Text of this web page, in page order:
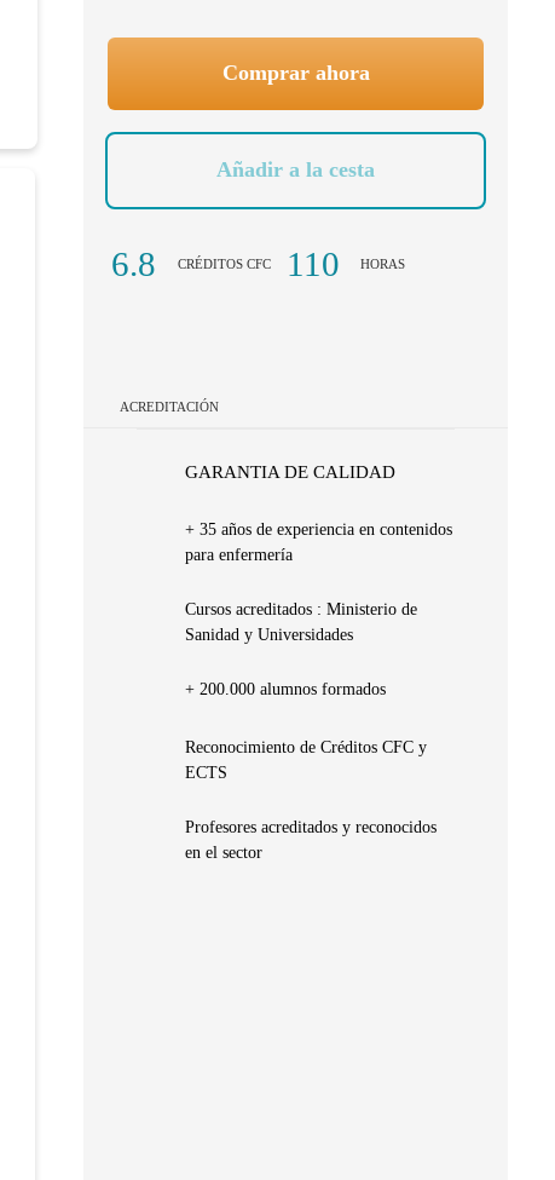
Comprar ahora
Añadir a la cesta
6.8 CRÉDITOS CFC 110 HORAS
ACREDITACIÓN
GARANTIA DE CALIDAD
+ 35 años de experiencia en contenidos
para enfermería
Cursos acreditados : Ministerio de
Sanidad y Universidades
+ 200.000 alumnos formados
Reconocimiento de Créditos CFC y
ECTS
Profesores acreditados y reconocidos
en el sector